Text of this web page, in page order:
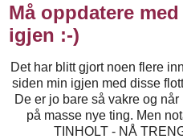
Må oppdatere
igjen :-)
Det har blitt gjort noen flere
siden min igjen med disse
De er jo bare så vakre og
på masse nye ting. Men
TINHOLT - NÅ